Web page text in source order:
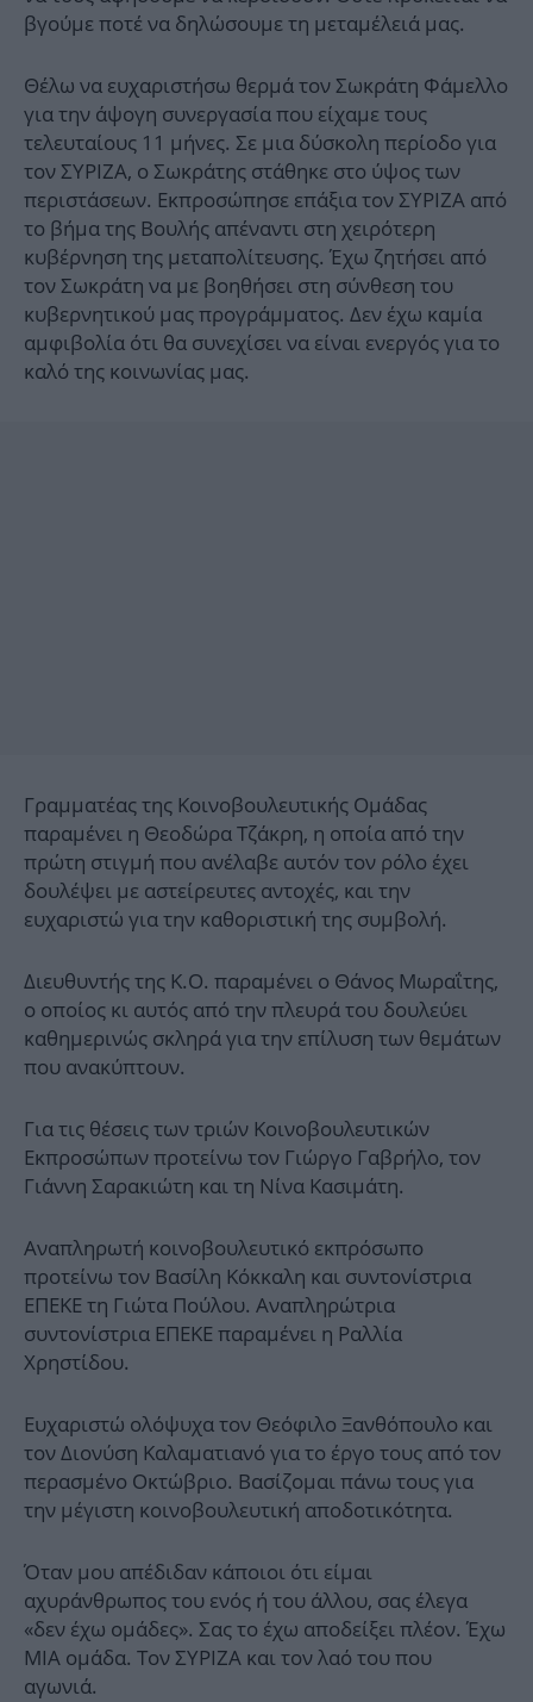
βγούμε ποτέ να δηλώσουμε τη μεταμέλειά μας.
Θέλω να ευχαριστήσω θερμά τον Σωκράτη Φάμελλο
για την άψογη συνεργασία που είχαμε τους
τελευταίους 11 μήνες. Σε μια δύσκολη περίοδο για
τον ΣΥΡΙΖΑ, ο Σωκράτης στάθηκε στο ύψος των
περιστάσεων. Εκπροσώπησε επάξια τον ΣΥΡΙΖΑ από
το βήμα της Βουλής απέναντι στη χειρότερη
κυβέρνηση της μεταπολίτευσης. Έχω ζητήσει από
τον Σωκράτη να με βοηθήσει στη σύνθεση του
κυβερνητικού μας προγράμματος. Δεν έχω καμία
αμφιβολία ότι θα συνεχίσει να είναι ενεργός για το
καλό της κοινωνίας μας.
Γραμματέας της Κοινοβουλευτικής Ομάδας
παραμένει η Θεοδώρα Τζάκρη, η οποία από την
πρώτη στιγμή που ανέλαβε αυτόν τον ρόλο έχει
δουλέψει με αστείρευτες αντοχές, και την
ευχαριστώ για την καθοριστική της συμβολή.
Διευθυντής της Κ.Ο. παραμένει ο Θάνος Μωραΐτης,
ο οποίος κι αυτός από την πλευρά του δουλεύει
καθημερινώς σκληρά για την επίλυση των θεμάτων
που ανακύπτουν.
Για τις θέσεις των τριών Κοινοβουλευτικών
Εκπροσώπων προτείνω τον Γιώργο Γαβρήλο, τον
Γιάννη Σαρακιώτη και τη Νίνα Κασιμάτη.
Αναπληρωτή κοινοβουλευτικό εκπρόσωπο
προτείνω τον Βασίλη Κόκκαλη και συντονίστρια
ΕΠΕΚΕ τη Γιώτα Πούλου. Αναπληρώτρια
συντονίστρια ΕΠΕΚΕ παραμένει η Ραλλία
Χρηστίδου.
Ευχαριστώ ολόψυχα τον Θεόφιλο Ξανθόπουλο και
τον Διονύση Καλαματιανό για το έργο τους από τον
περασμένο Οκτώβριο. Βασίζομαι πάνω τους για
την μέγιστη κοινοβουλευτική αποδοτικότητα.
Όταν μου απέδιδαν κάποιοι ότι είμαι
αχυράνθρωπος του ενός ή του άλλου, σας έλεγα
«δεν έχω ομάδες». Σας το έχω αποδείξει πλέον. Έχω
ΜΙΑ ομάδα. Τον ΣΥΡΙΖΑ και τον λαό του που
αγωνιά.